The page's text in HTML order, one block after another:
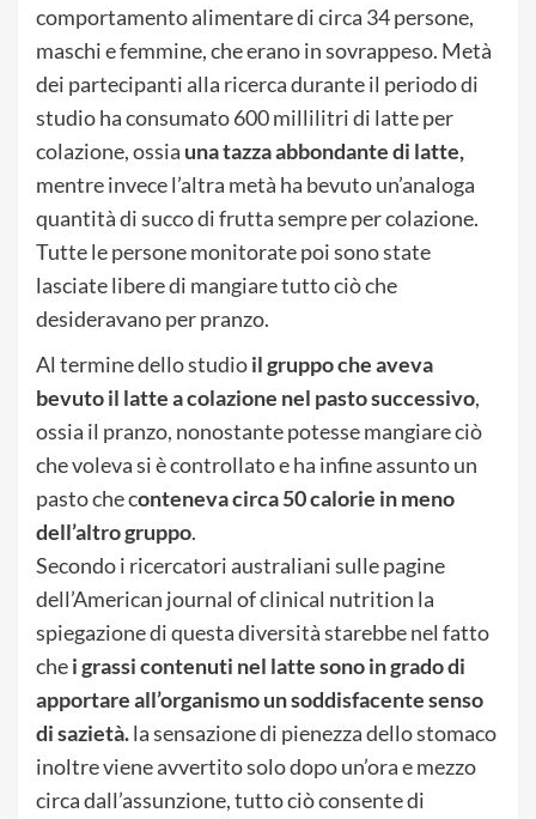
comportamento alimentare di circa 34 persone,
maschi e femmine, che erano in sovrappeso. Metà
dei partecipanti alla ricerca durante il periodo di
studio ha consumato 600 millilitri di latte per
colazione, ossia una tazza abbondante di latte,
mentre invece l’altra metà ha bevuto un’analoga
quantità di succo di frutta sempre per colazione.
Tutte le persone monitorate poi sono state
lasciate libere di mangiare tutto ciò che
desideravano per pranzo.
Al termine dello studioil gruppo che aveva
bevuto il latte a colazione nel pasto successivo,
ossia il pranzo, nonostante potesse mangiare ciò
che voleva si è controllato e ha infine assunto un
pasto che conteneva circa 50 calorie in meno
dell’altro gruppo.
Secondo i ricercatori australiani sulle pagine
dell’American journal of clinical nutrition la
spiegazione di questa diversità starebbe nel fatto
chei grassi contenuti nel latte sono in grado di
apportare all’organismo un soddisfacente senso
di sazietà.la sensazione di pienezza dello stomaco
inoltre viene avvertito solo dopo un’ora e mezzo
circa dall’assunzione, tutto ciò consente di